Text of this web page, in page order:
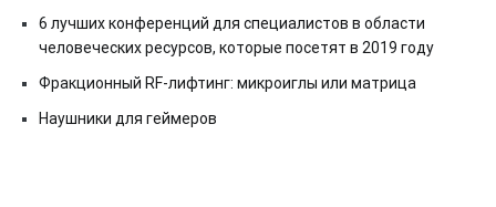
6 лучших конференций для специалистов в области
человеческих ресурсов, которые посетят в 2019 году
Фракционный RF-лифтинг: микроиглы или матрица
Наушники для геймеров